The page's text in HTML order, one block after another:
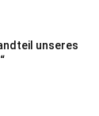
unseres